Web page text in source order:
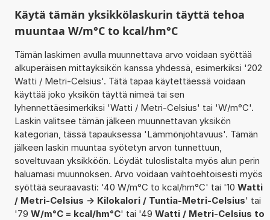
Käytä tämän yksikkölaskurin täyttä tehoa
muuntaa W/m°C to kcal/hm°C
Tämän laskimen avulla muunnettava arvo voidaan syöttää
alkuperäisen mittayksikön kanssa yhdessä, esimerkiksi '202
Watti / Metri-Celsius'. Tätä tapaa käytettäessä voidaan
käyttää joko yksikön täyttä nimeä tai sen
lyhennettäesimerkiksi 'Watti / Metri-Celsius' tai 'W/m°C'.
Laskin valitsee tämän jälkeen muunnettavan yksikön
kategorian, tässä tapauksessa 'Lämmönjohtavuus'. Tämän
jälkeen laskin muuntaa syötetyn arvon tunnettuun,
soveltuvaan yksikköön. Löydät tuloslistalta myös alun perin
haluamasi muunnoksen. Arvo voidaan vaihtoehtoisesti myös
syöttää seuraavasti: '40 W/m°C to kcal/hm°C' tai '10 Watti
/ Metri-Celsius -> Kilokalori / Tuntia-Metri-Celsius' tai
'79 W/m°C = kcal/hm°C' tai '49 Watti / Metri-Celsius to